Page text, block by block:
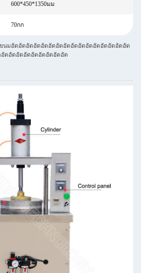
600*450*1350มม
70กก
นมอัดอัดอัดอัดอัดอัดอัดอัดอัดอัดอัดอัดอัดอัดอัดอัด
ดอัดอัดอัดอัดอัดอัดอัดอัด